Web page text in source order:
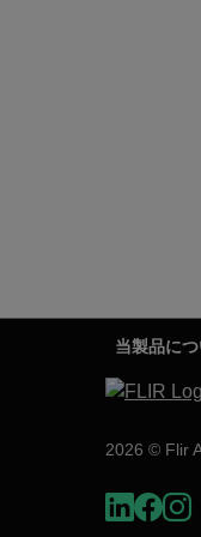
当製品に
2026 © Flir